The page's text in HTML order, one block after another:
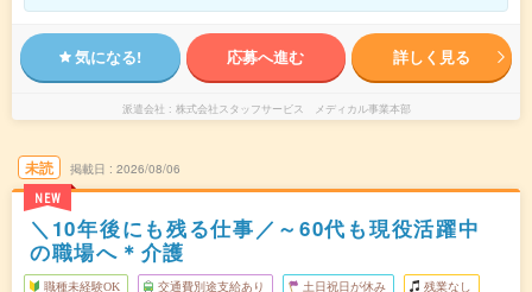
気になる! 応募へ進む 詳しく見る
派遣会社 株式会社スタッフサービス メディカル事業本部
未読
NEW
掲載日 2026/08/06
＼10年後にも残る仕事／～60代も現役活躍中
の職場へ＊介護
職種未経験OK 交通費別途支給あり 土日祝日が休み 残業なし